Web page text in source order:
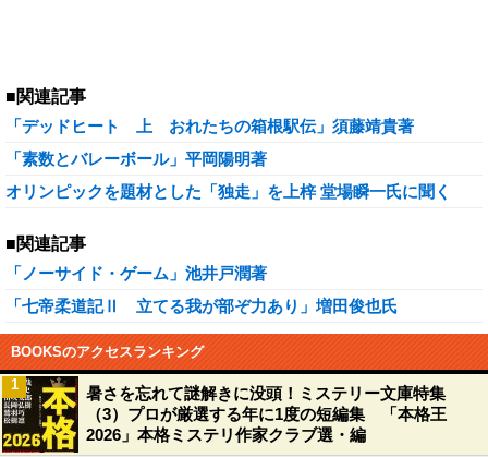
■関連記事
「デッドヒート 上 おれたちの箱根駅伝」須藤靖貴著
「素数とバレーボール」平岡陽明著
オリンピックを題材とした「独走」を上梓 堂場瞬一氏に聞く
■関連記事
「ノーサイド・ゲーム」池井戸潤著
「七帝柔道記Ⅱ 立てる我が部ぞ力あり」増田俊也氏
BOOKSのアクセスランキング
暑さを忘れて謎解きに没頭！ミステリー文庫特集
（3）プロが厳選する年に1度の短編集 「本格王
2026」本格ミステリ作家クラブ選・編
1